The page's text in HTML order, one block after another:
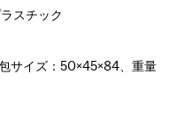
スチック
イズ：50×45×84、重量